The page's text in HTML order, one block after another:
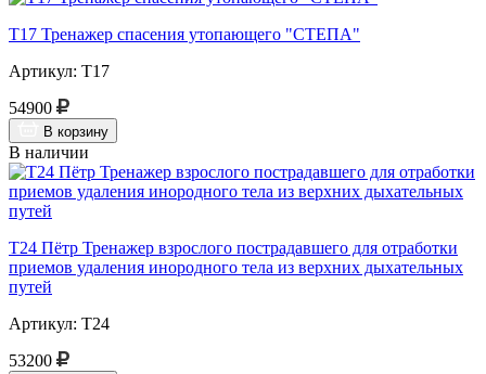
Т17 Тренажер спасения утопающего "СТЕПА"
Артикул: Т17
54900
В корзину
В наличии
Т24 Пётр Тренажер взрослого пострадавшего для отработки
приемов удаления инородного тела из верхних дыхательных
путей
Артикул: Т24
53200